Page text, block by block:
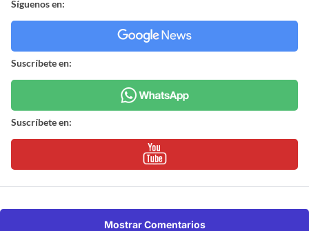
Síguenos en:
Suscríbete en:
Suscríbete en:
Mostrar Comentarios